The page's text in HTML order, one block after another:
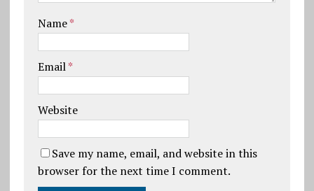
Name*
Email*
Website
Save my name, email, and website in this
browser for the next time I comment.